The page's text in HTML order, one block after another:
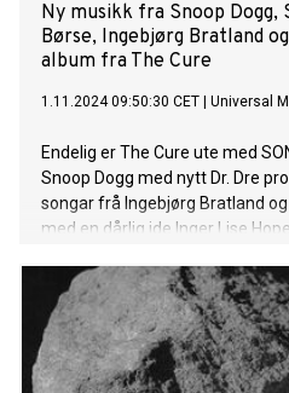
Ny musikk fra Snoop Dogg,
Børse, Ingebjørg Bratland
album fra The Cure
1.11.2024 09:50:30 CET Universal
Endelig er The Cure ute med
Snoop Dogg med nytt Dr. Dre
songar frå Ingebjørg Bratland
med en dårlig ide Inger Lise
julelåt Beforefrances følger opp
låta “Anywhere” Singer-
med “Heart of Gold”. 18.
album Shawn, som er hans
Albumet tar oss med på